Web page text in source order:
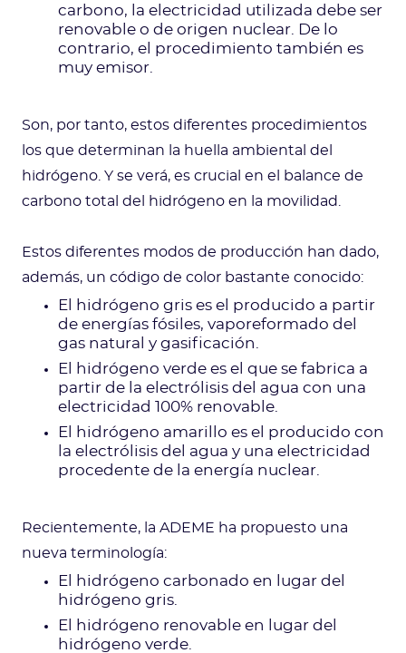
carbono, la electricidad utilizada debe ser
renovable o de origen nuclear. De lo
contrario, el procedimiento también es
muy emisor.
Son, por tanto, estos diferentes procedimientos
los que determinan la huella ambiental del
hidrógeno. Y se verá, es crucial en el balance de
carbono total del hidrógeno en la movilidad.
Estos diferentes modos de producción han dado,
además, un código de color bastante conocido:
El hidrógeno gris es el producido a partir
de energías fósiles, vaporeformado del
gas natural y gasificación.
El hidrógeno verde es el que se fabrica a
partir de la electrólisis del agua con una
electricidad 100% renovable.
El hidrógeno amarillo es el producido con
la electrólisis del agua y una electricidad
procedente de la energía nuclear.
Recientemente, la ADEME ha propuesto una
nueva terminología:
El hidrógeno carbonado en lugar del
hidrógeno gris.
El hidrógeno renovable en lugar del
hidrógeno verde.